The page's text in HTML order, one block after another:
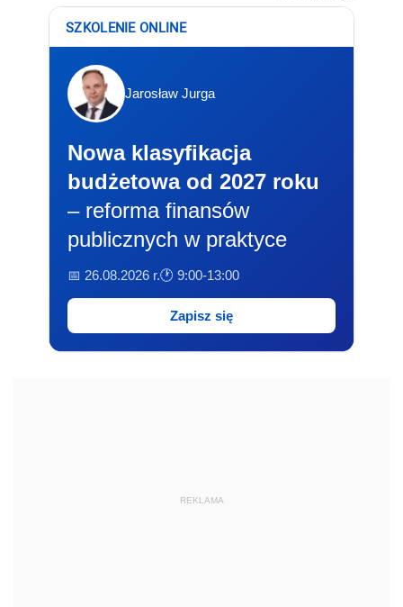
SZKOLENIE ONLINE
Jarosław Jurga
Nowa klasyfikacja
budżetowa od 2027 roku
– reforma finansów
publicznych w praktyce
📅 26.08.2026 r.🕐 9:00-13:00
Zapisz się
REKLAMA